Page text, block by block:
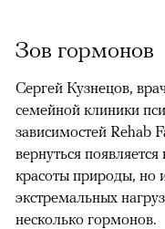
Зов гормонов
Сергей Кузнецов,
семейной клиники
зависимостей Rehab
вернуться
красоты природы, но
экстремальных
несколько гормонов.